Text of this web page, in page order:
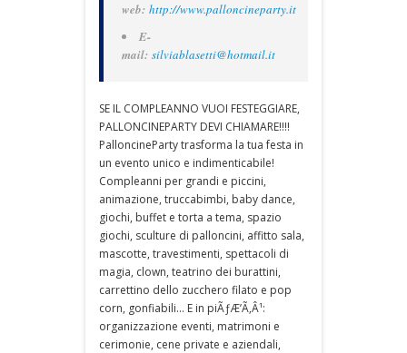
web: http://www.palloncineparty.it
E-
mail: silviablasetti@hotmail.it
SE IL COMPLEANNO VUOI FESTEGGIARE,
PALLONCINEPARTY DEVI CHIAMARE!!!!
PalloncineParty trasforma la tua festa in
un evento unico e indimenticabile!
Compleanni per grandi e piccini,
animazione, truccabimbi, baby dance,
giochi, buffet e torta a tema, spazio
giochi, sculture di palloncini, affitto sala,
mascotte, travestimenti, spettacoli di
magia, clown, teatrino dei burattini,
carrettino dello zucchero filato e pop
corn, gonfiabili... E in piÃƒÆ’Ã‚Â¹:
organizzazione eventi, matrimoni e
cerimonie, cene private e aziendali,